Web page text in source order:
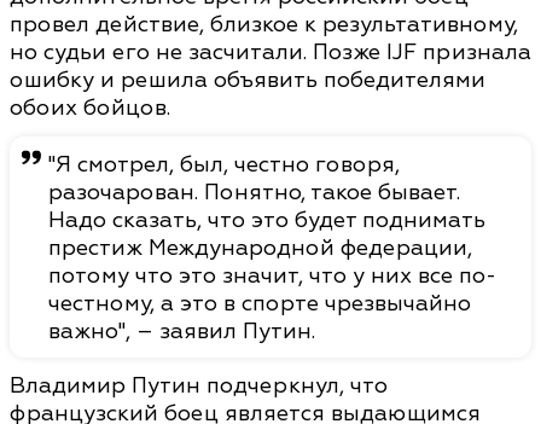
провел действие, близкое к результативному,
но судьи его не засчитали. Позже IJF признала
ошибку и решила объявить победителями
обоих бойцов.
"Я смотрел, был, честно говоря,
разочарован. Понятно, такое бывает.
Надо сказать, что это будет поднимать
престиж Международной федерации,
потому что это значит, что у них все по-
честному, а это в спорте чрезвычайно
важно", – заявил Путин.
Владимир Путин подчеркнул, что
французский боец является выдающимся